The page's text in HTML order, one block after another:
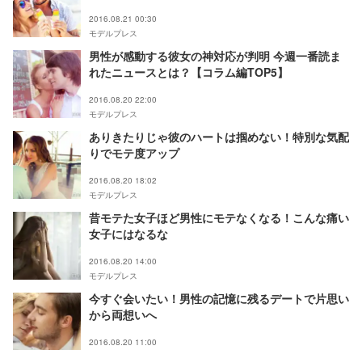
2016.08.21 00:30
モデルプレス
男性が感動する彼女の神対応が判明 今週一番読ま
れたニュースとは？【コラム編TOP5】
2016.08.20 22:00
モデルプレス
ありきたりじゃ彼のハートは掴めない！特別な気配
りでモテ度アップ
2016.08.20 18:02
モデルプレス
昔モテた女子ほど男性にモテなくなる！こんな痛い
女子にはなるな
2016.08.20 14:00
モデルプレス
今すぐ会いたい！男性の記憶に残るデートで片思い
から両想いへ
2016.08.20 11:00